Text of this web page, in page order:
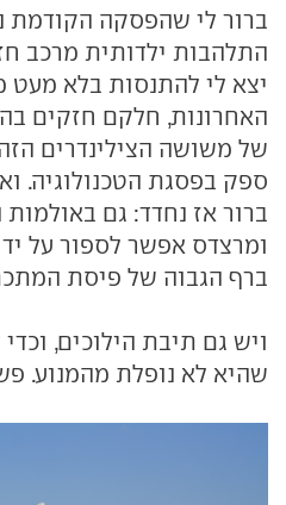
ברור לי שהפסקה הקודמת
התלהבות ילדותית מרכב
יצא לי להתנסות בלא מעט
של משושה הצילינדרים
ספק בפסגת הטכנולוגיה.
ברור אז נחדד: גם
ומרצדס אפשר לספור על
ברף הגבוה של פיסת
ויש גם תיבת הילוכים,
שהיא לא נופלת מהמנוע.